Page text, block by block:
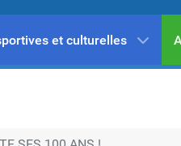
et culturelles